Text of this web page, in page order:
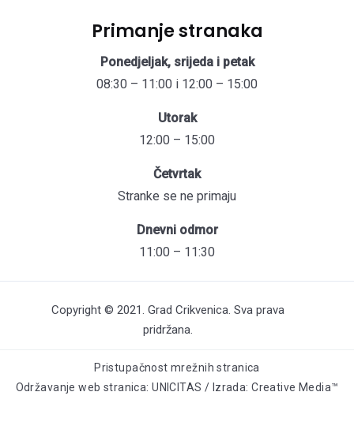
Primanje stranaka
Ponedjeljak, srijeda i petak
08:30 – 11:00 i 12:00 – 15:00
Utorak
12:00 – 15:00
Četvrtak
Stranke se ne primaju
Dnevni odmor
11:00 – 11:30
Copyright © 2021. Grad Crikvenica. Sva prava
pridržana.
Pristupačnost mrežnih stranica
Održavanje web stranica: UNICITAS / Izrada: Creative Media™